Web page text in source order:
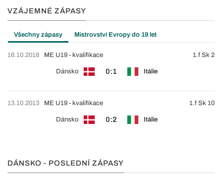
VZÁJEMNÉ ZÁPASY
Všechny zápasy Mistrovství Evropy do 19 let
16.10.2018
Dánsko 0:1 Itálie
ME U19 - kvalifikace 1.f Sk 2
13.10.2013
Dánsko 0:2 Itálie
ME U19 - kvalifikace 1.f Sk 10
DÁNSKO - POSLEDNÍ ZÁPASY